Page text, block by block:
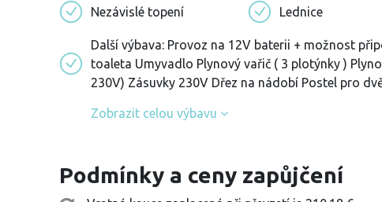
Nezávislé topení Lednice
Další výbava: Provoz na 12V baterii + možnost
toaleta Umyvadlo Plynový vařič ( 3 plotýnky )
230V) Zásuvky 230V Dřez na nádobí Postel pro
Zobrazit celou výbavu
Podmínky a ceny zapůjčení